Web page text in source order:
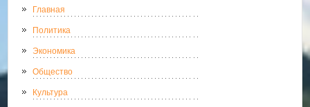
Главная
Политика
Экономика
Общество
Культура